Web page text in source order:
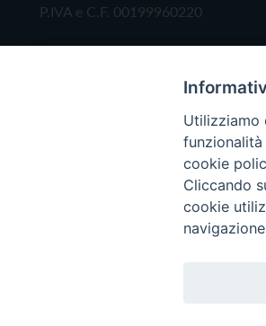
P.IVA e C.F. 00199960220
Copyright © 2019 - Tutti i
Utilizziamo
cookie
Cliccando
cookie